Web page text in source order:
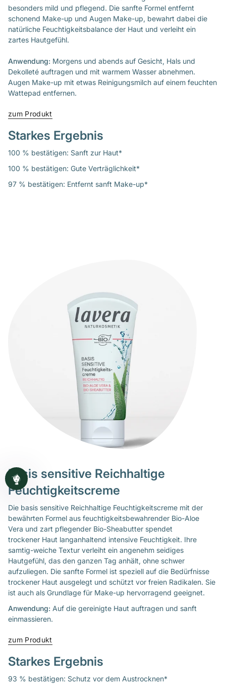
besonders mild und pflegend. Die sanfte Formel entfernt
schonend Make-up und Augen Make-up, bewahrt dabei die
natürliche Feuchtigkeitsbalance der Haut und verleiht ein
zartes Hautgefühl.
Anwendung: Morgens und abends auf Gesicht, Hals und
Dekolleté auftragen und mit warmem Wasser abnehmen.
Augen Make-up mit etwas Reinigungsmilch auf einem feuchten
Wattepad entfernen.
zum Produkt
Starkes Ergebnis
100 % bestätigen: Sanft zur Haut*
100 % bestätigen: Gute Verträglichkeit*
97 % bestätigen: Entfernt sanft Make-up*
basis sensitive Reichhaltige
Feuchtigkeitscreme
Die basis sensitive Reichhaltige Feuchtigkeitscreme mit der
bewährten Formel aus feuchtigkeitsbewahrender Bio-Aloe
Vera und zart pflegender Bio-Sheabutter spendet
trockener Haut langanhaltend intensive Feuchtigkeit. Ihre
samtig-weiche Textur verleiht ein angenehm seidiges
Hautgefühl, das den ganzen Tag anhält, ohne schwer
aufzuliegen. Die sanfte Formel ist speziell auf die Bedürfnisse
trockener Haut ausgelegt und schützt vor freien Radikalen. Sie
ist auch als Grundlage für Make-up hervorragend geeignet.
Anwendung: Auf die gereinigte Haut auftragen und sanft
einmassieren.
zum Produkt
Starkes Ergebnis
93 % bestätigen: Schutz vor dem Austrocknen*